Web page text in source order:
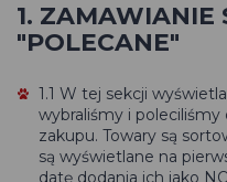
1. ZAMAWIANIE
"POLECANE"
1.1 W tej sekcji
wybraliśmy i poleciliśmy
zakupu. Towary są
są wyświetlane na
datę dodania ich jako